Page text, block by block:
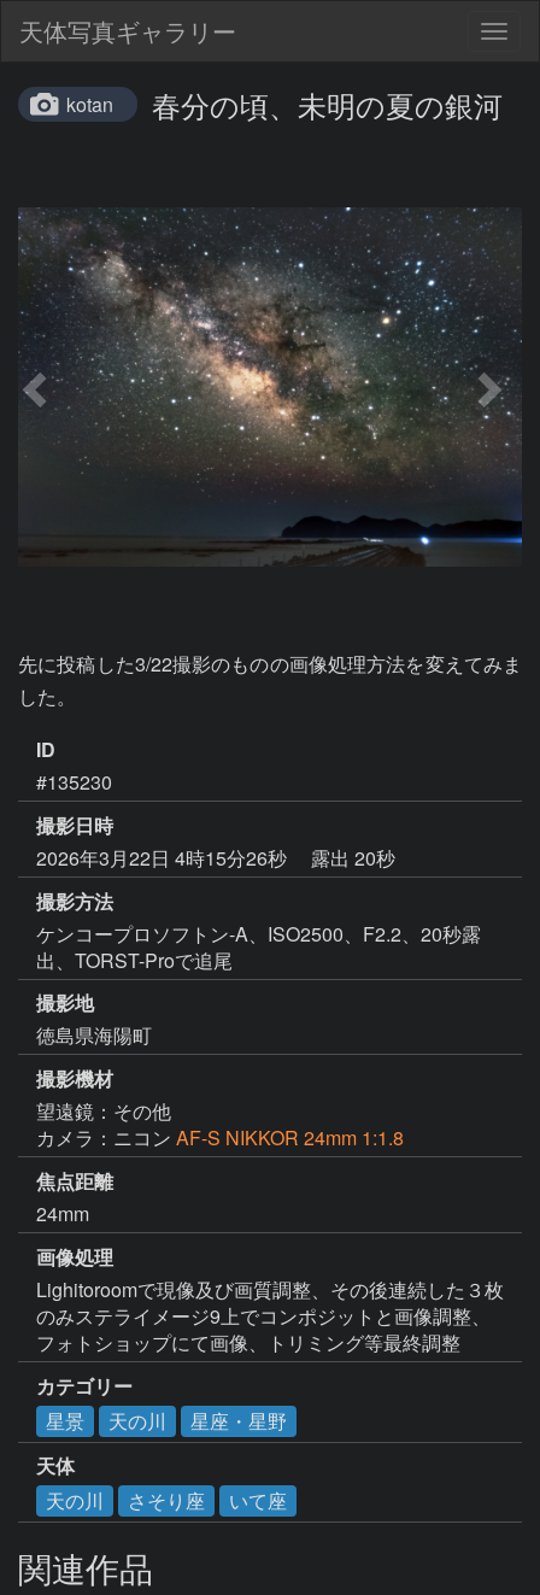
天体写真ギャラリー
kotan 春分の頃、未明の夏の銀河
先に投稿した3/22撮影のものの画像処理方法を変えてみま
した。
ID
#135230
撮影日時
2026年3月22日 4時15分26秒
露出 20秒
撮影方法
ケンコープロソフトン-A、ISO2500、F2.2、20秒露
出、TORST-Proで追尾
撮影地
徳島県海陽町
撮影機材
望遠鏡：その他
カメラ：ニコン AF-S NIKKOR 24mm 1:1.8
焦点距離
24mm
画像処理
Lighitoroomで現像及び画質調整、その後連続した３枚
のみステライメージ9上でコンポジットと画像調整、
フォトショップにて画像、トリミング等最終調整
カテゴリー
星景
天の川
星座・星野
天体
天の川
さそり座 いて座
関連作品